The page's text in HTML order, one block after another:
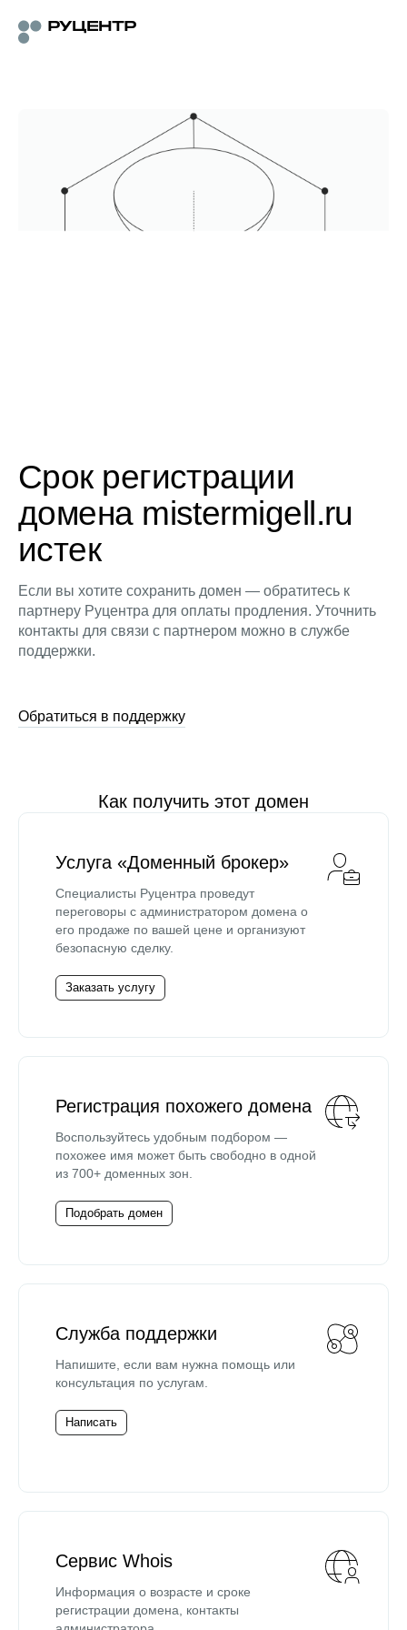
Срок регистрации
домена mistermigell.ru
истек
Если вы хотите сохранить домен — обратитесь к
партнеру Руцентра для оплаты продления. Уточнить
контакты для связи с партнером можно в службе
поддержки.
Обратиться в поддержку
Как получить этот домен
Услуга «Доменный брокер»
Специалисты Руцентра проведут
переговоры с администратором домена о
его продаже по вашей цене и организуют
безопасную сделку.
Заказать услугу
Регистрация похожего домена
Воспользуйтесь удобным подбором —
похожее имя может быть свободно в одной
из 700+ доменных зон.
Подобрать домен
Служба поддержки
Напишите, если вам нужна помощь или
консультация по услугам.
Написать
Сервис Whois
Информация о возрасте и сроке
регистрации домена, контакты